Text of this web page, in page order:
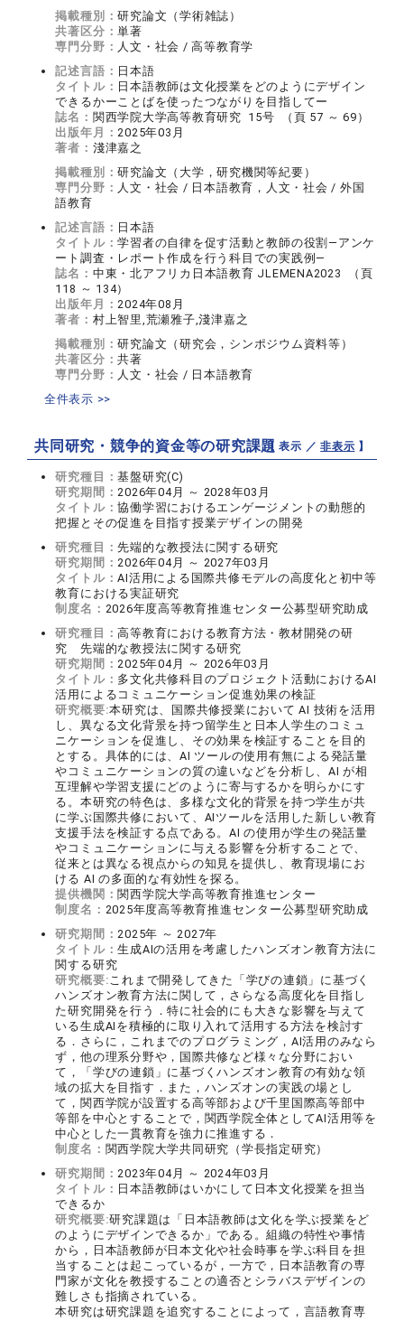
掲載種別：研究論文（学術雑誌）
共著区分：単著
専門分野： 人文・社会 / 高等教育学
記述言語： 日本語
タイトル： 日本語教師は文化授業をどのようにデザイン
できるかーことばを使ったつながりを目指してー
誌名： 関西学院大学高等教育研究 15号 （頁 57 ～ 69）
出版年月：2025年03月
著者： 淺津嘉之
掲載種別：研究論文（大学，研究機関等紀要）
専門分野： 人文・社会 / 日本語教育，人文・社会 / 外国
語教育
記述言語： 日本語
タイトル：学習者の自律を促す活動と教師の役割―アンケ
ート調査・レポート作成を行う科目での実践例―
誌名： 中東・北アフリカ日本語教育 JLEMENA2023 （頁
118 ～ 134）
出版年月：2024年08月
著者： 村上智里,荒瀬雅子,淺津嘉之
掲載種別：研究論文（研究会，シンポジウム資料等）
共著区分：共著
専門分野： 人文・社会 / 日本語教育
全件表示 >>
共同研究・競争的資金等の研究課題【 表示 ／非表示 】
研究種目：基盤研究(C)
研究期間：2026年04月 ～ 2028年03月
タイトル：協働学習におけるエンゲージメントの動態的
把握とその促進を目指す授業デザインの開発
研究種目：先端的な教授法に関する研究
研究期間：2026年04月 ～ 2027年03月
タイトル：AI活用による国際共修モデルの高度化と初中等
教育における実証研究
制度名： 2026年度高等教育推進センター公募型研究助成
研究種目：高等教育における教育方法・教材開発の研
究 先端的な教授法に関する研究
研究期間：2025年04月 ～ 2026年03月
タイトル： 多文化共修科目のプロジェクト活動におけるAI
活用によるコミュニケーション促進効果の検証
研究概要:本研究は、国際共修授業において AI 技術を活用
し、異なる文化背景を持つ留学生と日本人学生のコミュ
ニケーションを促進し、その効果を検証することを目的
とする。具体的には、AI ツールの使用有無による発話量
やコミュニケーションの質の違いなどを分析し、AI が相
互理解や学習支援にどのように寄与するかを明らかにす
る。本研究の特色は、多様な文化的背景を持つ学生が共
に学ぶ国際共修において、AIツールを活用した新しい教育
支援手法を検証する点である。AI の使用が学生の発話量
やコミュニケーションに与える影響を分析することで、
従来とは異なる視点からの知見を提供し、教育現場にお
ける AI の多面的な有効性を探る。
提供機関： 関西学院大学高等教育推進センター
制度名： 2025年度高等教育推進センター公募型研究助成
研究期間：2025年 ～ 2027年
タイトル：生成AIの活用を考慮したハンズオン教育方法に
関する研究
研究概要:これまで開発してきた「学びの連鎖」に基づく
ハンズオン教育方法に関して，さらなる高度化を目指し
た研究開発を行う．特に社会的にも大きな影響を与えて
いる生成AIを積極的に取り入れて活用する方法を検討す
る．さらに，これまでのプログラミング，AI活用のみなら
ず，他の理系分野や，国際共修など様々な分野におい
て，「学びの連鎖」に基づくハンズオン教育の有効な領
域の拡大を目指す．また，ハンズオンの実践の場とし
て，関西学院が設置する高等部および千里国際高等部中
等部を中心とすることで，関西学院全体としてAI活用等を
中心とした一貫教育を強力に推進する．
制度名： 関西学院大学共同研究（学長指定研究）
研究期間：2023年04月 ～ 2024年03月
タイトル： 日本語教師はいかにして日本文化授業を担当
できるか
研究概要:研究課題は「日本語教師は文化を学ぶ授業をど
のようにデザインできるか」である。組織の特性や事情
から，日本語教師が日本文化や社会時事を学ぶ科目を担
当することは起こっているが，一方で，日本語教育の専
門家が文化を教授することの適否とシラバスデザインの
難しさも指摘されている。
本研究は研究課題を追究することによって，言語教育専